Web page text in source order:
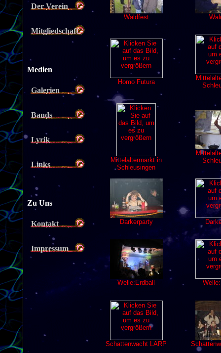
Der Verein
Mitgliedschaft
Medien
Galerien
Bands
Lyrik
Links
Zu Uns
Kontakt
Impressum